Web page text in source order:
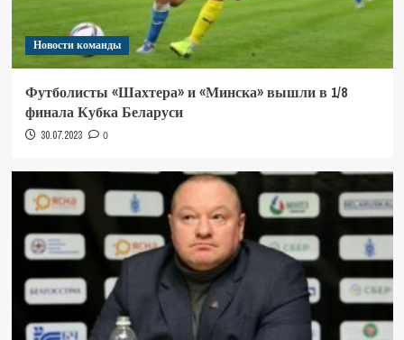
Новости команды
Футболисты «Шахтера» и «Минска» вышли в 1/8
финала Кубка Беларуси
30.07.2023 0